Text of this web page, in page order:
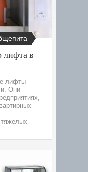
лифта в
лифты
Они
тяжелых